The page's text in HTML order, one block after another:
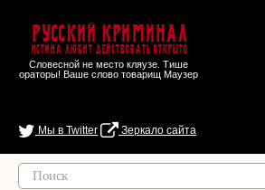
Русский Криминал
Истина любит действовать открыто
Словесной не место кляузе. Тише
ораторы! Ваше слово товарищ Маузер
Мы в Twitter Зеркало сайта